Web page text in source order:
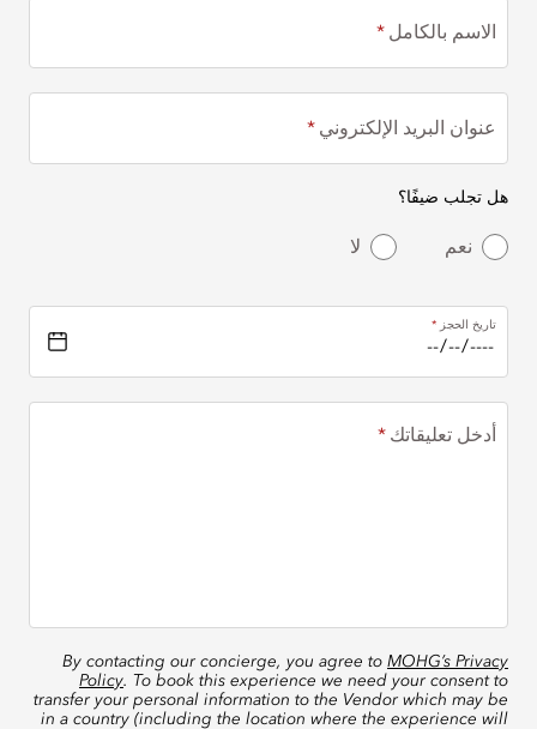
الاسم بالكامل
عنوان البريد الإلكتروني
هل تجلب ضيفًا؟
نعم لا
تاريخ الحجز
أدخل تعليقاتك
By contacting our concierge, you agree to MOHG’s Privacy
Policy. To book this experience we need your consent to
transfer your personal information to the Vendor which may be
in a country (including the location where the experience will